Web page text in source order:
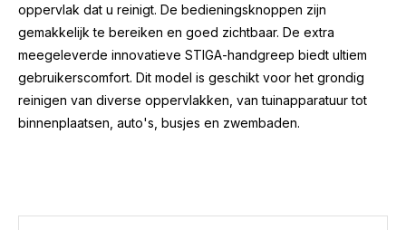
oppervlak dat u reinigt. De bedieningsknoppen zijn
gemakkelijk te bereiken en goed zichtbaar. De extra
meegeleverde innovatieve STIGA-handgreep biedt ultiem
gebruikerscomfort. Dit model is geschikt voor het grondig
reinigen van diverse oppervlakken, van tuinapparatuur tot
binnenplaatsen, auto's, busjes en zwembaden.